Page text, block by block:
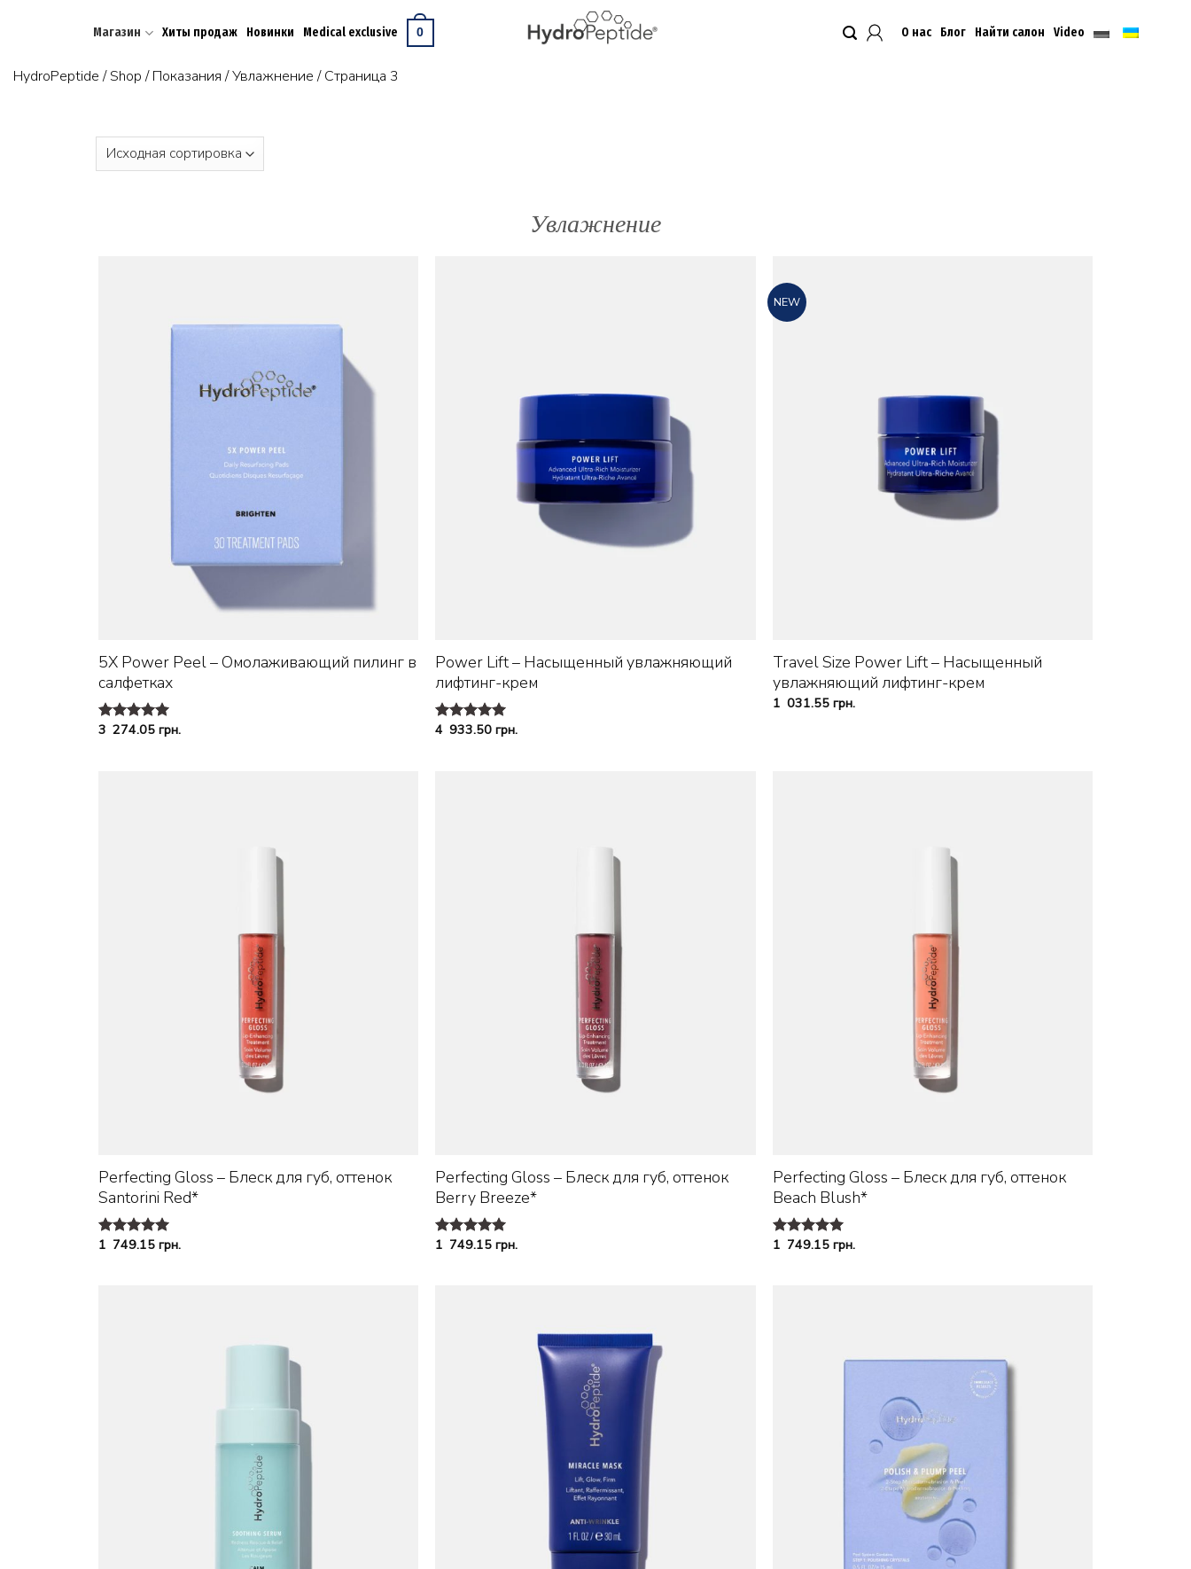
Магазин Хиты продаж Новинки Medical exclusive 0 О нас Блог Найти салон Video
HydroPeptide / Shop / Показания /Увлажнение /Страница 3
Увлажнение
5X Power Peel – Омолаживающий пилинг в
салфетках
Оценка
3 274.05 грн.
Power Lift – Насыщенный увлажняющий
лифтинг-крем
Оценка
4 933.50грн.
NEW
Travel Size Power Lift – Насыщенный
увлажняющий лифтинг-крем
1 031.55грн.
Perfecting Gloss – Блеск для губ, оттенок
Santorini Red*
Оценка
1 749.15 грн.
Perfecting Gloss – Блеск для губ, оттенок
Berry Breeze*
Оценка
1 749.15грн.
Perfecting Gloss – Блеск для губ, оттенок
Beach Blush*
Оценка
1 749.15грн.